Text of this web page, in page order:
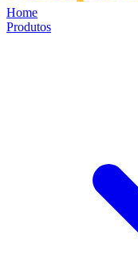
Home
Produtos